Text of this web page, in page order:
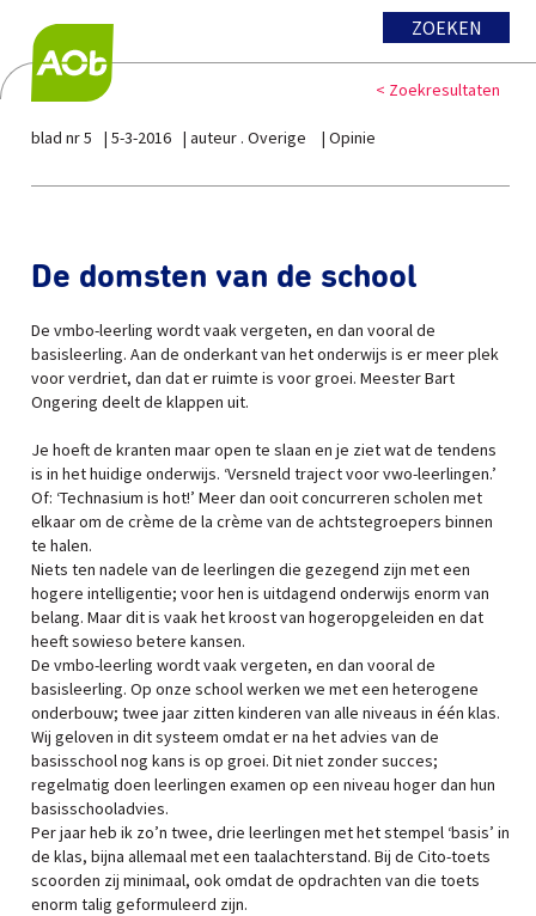
ZOEKEN
< Zoekresultaten
blad nr 5 5-3-2016 auteur . Overige Opinie
De domsten van de school
De vmbo-leerling wordt vaak vergeten, en dan vooral de
basisleerling. Aan de onderkant van het onderwijs is er meer plek
voor verdriet, dan dat er ruimte is voor groei. Meester Bart
Ongering deelt de klappen uit.
Je hoeft de kranten maar open te slaan en je ziet wat de tendens
is in het huidige onderwijs. ‘Versneld traject voor vwo-leerlingen.’
Of: ‘Technasium is hot!’ Meer dan ooit concurreren scholen met
elkaar om de crème de la crème van de achtstegroepers binnen
te halen.
Niets ten nadele van de leerlingen die gezegend zijn met een
hogere intelligentie; voor hen is uitdagend onderwijs enorm van
belang. Maar dit is vaak het kroost van hogeropgeleiden en dat
heeft sowieso betere kansen.
De vmbo-leerling wordt vaak vergeten, en dan vooral de
basisleerling. Op onze school werken we met een heterogene
onderbouw; twee jaar zitten kinderen van alle niveaus in één klas.
Wij geloven in dit systeem omdat er na het advies van de
basisschool nog kans is op groei. Dit niet zonder succes;
regelmatig doen leerlingen examen op een niveau hoger dan hun
basisschooladvies.
Per jaar heb ik zo’n twee, drie leerlingen met het stempel ‘basis’ in
de klas, bijna allemaal met een taalachterstand. Bij de Cito-toets
scoorden zij minimaal, ook omdat de opdrachten van die toets
enorm talig geformuleerd zijn.